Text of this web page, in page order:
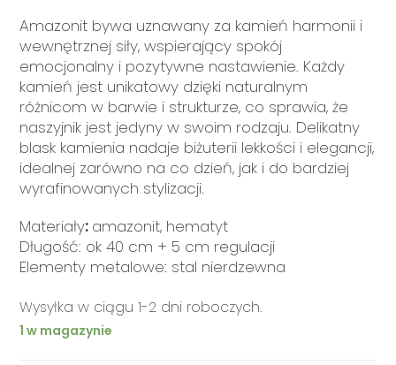
Amazonit bywa uznawany za kamień harmonii i
wewnętrznej siły, wspierający spokój
emocjonalny i pozytywne nastawienie. Każdy
kamień jest unikatowy dzięki naturalnym
różnicom w barwie i strukturze, co sprawia, że
naszyjnik jest jedyny w swoim rodzaju. Delikatny
blask kamienia nadaje biżuterii lekkości i elegancji,
idealnej zarówno na co dzień, jak i do bardziej
wyrafinowanych stylizacji.
Materiały: amazonit, hematyt
Długość: ok 40 cm + 5 cm regulacji
Elementy metalowe: stal nierdzewna
Wysyłka w ciągu 1-2 dni roboczych.
1 w magazynie